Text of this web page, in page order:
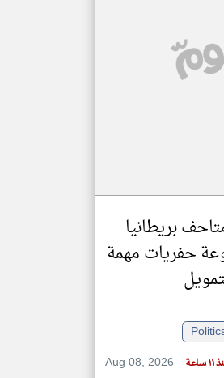
مصادر الأخبار من الإمارات
بريطانيا
حفريات مهمة
Aug 08, 2026
ساعة